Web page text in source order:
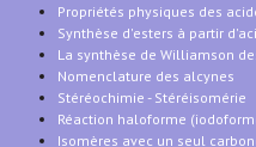
Propriétés physiques des
Synthèse d'esters à partir
La synthèse de Williamson
Nomenclature des alcynes
Stéréochimie - Stéréisomérie
Réaction haloforme
Isomères avec un seul